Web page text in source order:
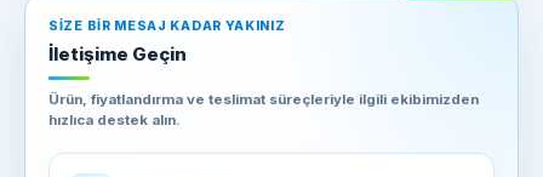
SIZE BIR MESAJ KADAR YAKINIZ
İletişime Geçin
Ürün, fiyatlandırma ve teslimat süreçleriyle ilgili ekibimizden
hızlıca destek alın.